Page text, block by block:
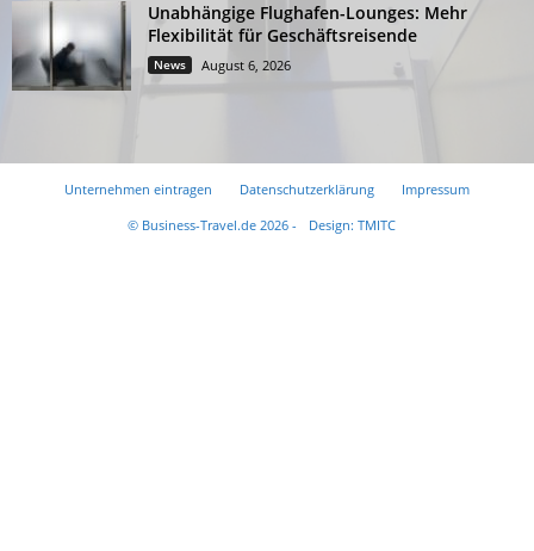
Unabhängige Flughafen-Lounges: Mehr
Flexibilität für Geschäftsreisende
News August 6, 2026
Unternehmen eintragen Datenschutzerklärung
Impressum
© Business-Travel.de 2026 -
Design: TMITC